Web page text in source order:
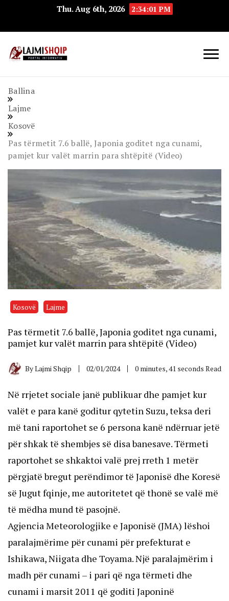
Thu. Aug 6th, 2026 2:34:02 PM
Ballina
Lajme
Kosovë
Pas tërmetit 7.6 ballë, Japonia goditet nga cunami,
pamjet kur valët marrin para shtëpitë (Video)
Kosovë Lajme
Pas tërmetit 7.6 ballë, Japonia goditet nga cunami,
pamjet kur valët marrin para shtëpitë (Video)
ByLajmi Shqip 02/01/2024 0 minutes, 41 seconds Read
Në rrjetet sociale janë publikuar dhe pamjet kur
valët e para kanë goditur qytetin Suzu, teksa deri
më tani raportohet se 6 persona kanë ndërruar jetë
për shkak të shembjes së disa banesave. Tërmeti
raportohet se shkaktoi valë prej rreth 1 metër
përgjatë bregut perëndimor të Japonisë dhe Koresë
së Jugut fqinje, me autoritetet që thonë se valë më
të mëdha mund të pasojnë.
Agjencia Meteorologjike e Japonisë (JMA) lëshoi ​​
paralajmërime për cunami për prefekturat e
Ishikawa, Niigata dhe Toyama. Një paralajmërim i
madh për cunami – i pari që nga tërmeti dhe
cunami i marsit 2011 që goditi Japoninë